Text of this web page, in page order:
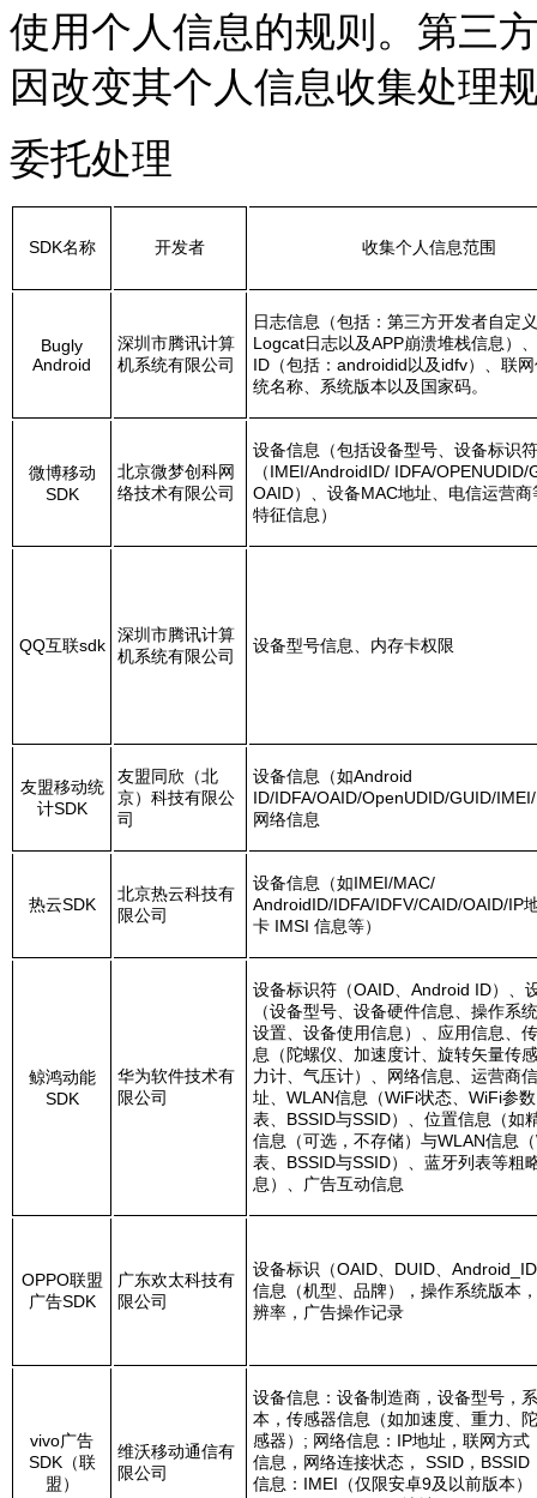
使用个人信息的规则。第三
因改变其个人信息收集处理
委托处理
SDK名称 开发者 收集个人信息范围
Bugly
Android
深圳市腾讯计算
机系统有限公司
日志信息（包括：第三方开发者自定
Logcat日志以及APP崩溃堆栈信息）
ID（包括：androidid以及idfv）、联
统名称、系统版本以及国家码。
微博移动
SDK
北京微梦创科网
络技术有限公司
设备信息（包括设备型号、设备标识符
（IMEI/AndroidID/ IDFA/OPENUDID/
OAID）、设备MAC地址、电信运营商
特征信息）
QQ互联sdk
深圳市腾讯计算
机系统有限公司
设备型号信息、内存卡权限
友盟移动统
计SDK
友盟同欣（北
京）科技有限公
司
设备信息（如Android
ID/IDFA/OAID/OpenUDID/GUID/
网络信息
热云SDK
北京热云科技有
限公司
设备信息（如IMEI/MAC/
AndroidID/IDFA/IDFV/CAID/OAID/IP
卡 IMSI 信息等）
鲸鸿动能
SDK
华为软件技术有
限公司
设备标识符（OAID、Android ID）、
（设备型号、设备硬件信息、操作系
设置、设备使用信息）、应用信息、
息（陀螺仪、加速度计、旋转矢量传
力计、气压计）、网络信息、运营商
址、WLAN信息（WiFi状态、WiFi参
表、BSSID与SSID）、位置信息（如
信息（可选，不存储）与WLAN信息
表、BSSID与SSID）、蓝牙列表等粗
息）、广告互动信息
OPPO联盟
广告SDK
广东欢太科技有
限公司
设备标识（OAID、DUID、
信息（机型、品牌），操作系统版本
辨率，广告操作记录
vivo广告
SDK（联
盟）
维沃移动通信有
限公司
设备信息：设备制造商，设备型号，
本，传感器信息（如加速度、重力、
感器）; 网络信息：IP地址，联网方式
信息，网络连接状态， SSID，BSSID
信息：IMEI（仅限安卓9及以前版本）